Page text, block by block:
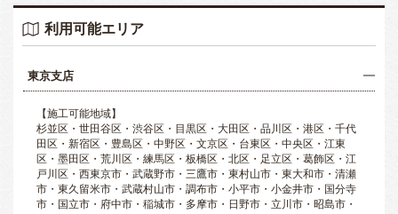
利用可能エリア
東京支店
【施工可能地域】
杉並区・世田谷区・渋谷区・目黒区・大田区・品川区・港区・千代
田区・新宿区・豊島区・中野区・文京区・台東区・中央区・江東
区・墨田区・荒川区・練馬区・板橋区・北区・足立区・葛飾区・江
戸川区・西東京市・武蔵野市・三鷹市・東村山市・東大和市・清瀬
市・東久留米市・武蔵村山市・調布市・小平市・小金井市・国分寺
市・国立市・府中市・稲城市・多摩市・日野市・立川市・昭島市・